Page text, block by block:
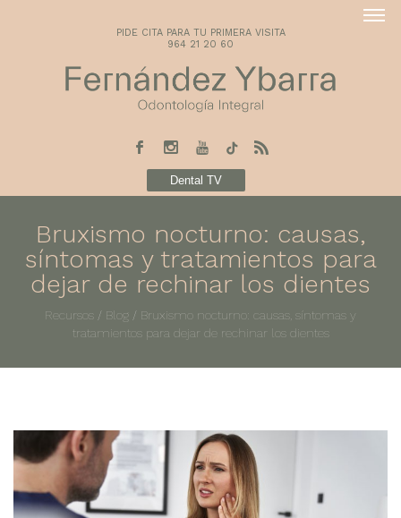
PIDE CITA PARA TU PRIMERA VISITA
964 21 20 60
Dental TV
Bruxismo nocturno: causas,
síntomas y tratamientos para
dejar de rechinar los dientes
Recursos / Blog / Bruxismo nocturno: causas, síntomas y
tratamientos para dejar de rechinar los dientes